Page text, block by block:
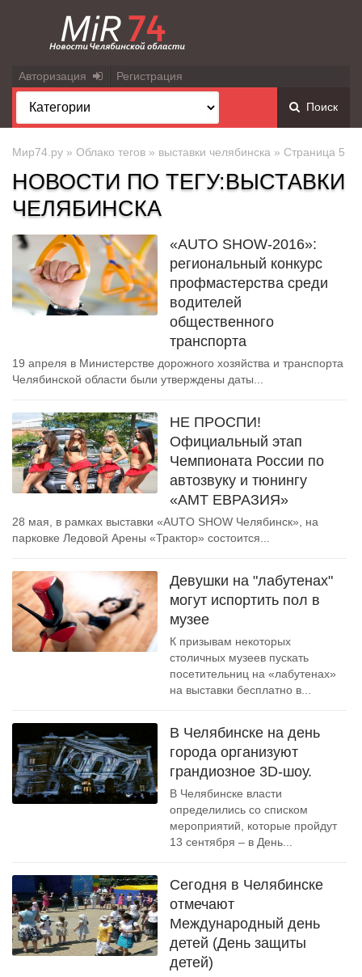
Авторизация Регистрация
Поиск
Мир74.ру » Облако тегов » выставки челябинска » Страница 5
НОВОСТИ ПО ТЕГУ:ВЫСТАВКИ
ЧЕЛЯБИНСКА
«AUTO SHOW-2016»:
региональный конкурс
профмастерства среди
водителей
общественного
транспорта
19 апреля в Министерстве дорожного хозяйства и транспорта
Челябинской области были утверждены даты...
НЕ ПРОСПИ!
Официальный этап
Чемпионата России по
автозвуку и тюнингу
«АМТ ЕВРАЗИЯ»
28 мая, в рамках выставки «AUTO SHOW Челябинск», на
парковке Ледовой Арены «Трактор» состоится...
Девушки на "лабутенах"
могут испортить пол в
музее
К призывам некоторых
столичных музеев пускать
посетительниц на «лабутенах»
на выставки бесплатно в...
В Челябинске на день
города организуют
грандиозное 3D-шоу.
В Челябинске власти
определились со списком
мероприятий, которые пройдут
13 сентября – в День...
Сегодня в Челябинске
отмечают
Международный день
детей (День защиты
детей)